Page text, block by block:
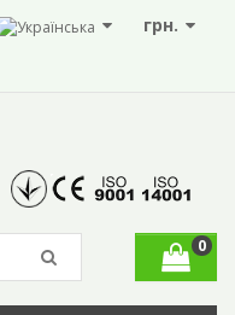
грн.
0